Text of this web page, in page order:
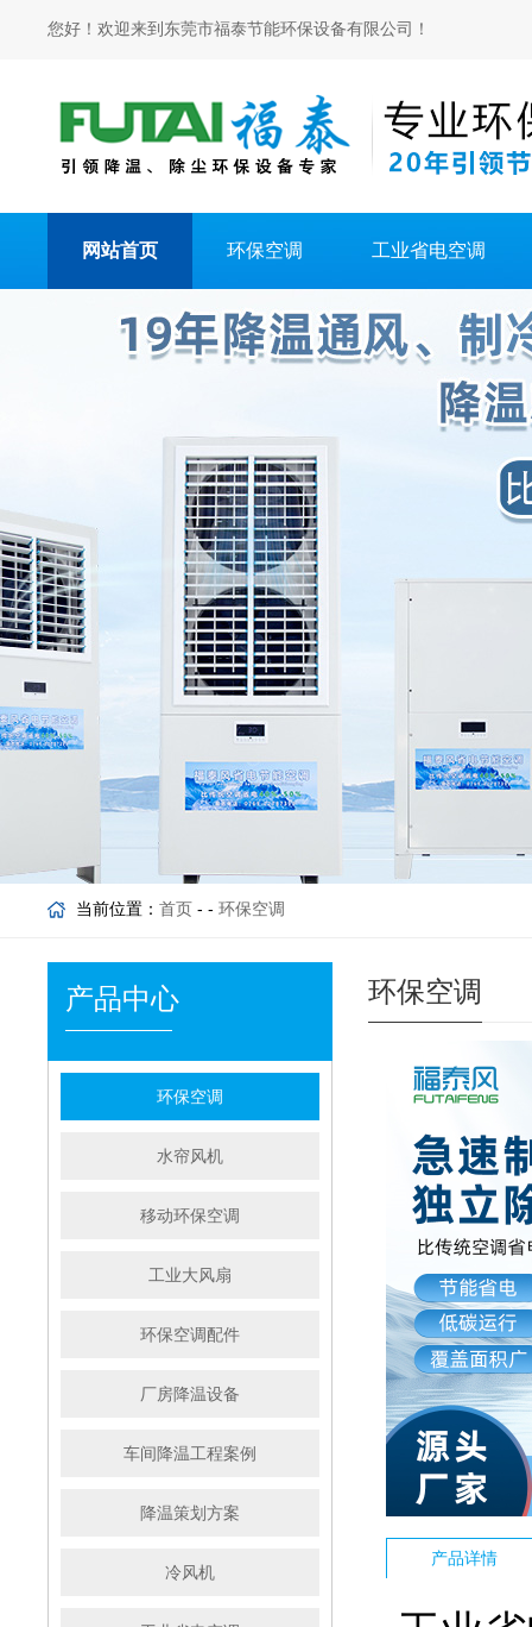
您好！欢迎来到东莞市福泰节能环保设备有限公司！
网站首页 环保空调 工业省电空调
当前位置： 首页 - - 环保空调
产品中心
环保空调
水帘风机
移动环保空调
工业大风扇
环保空调配件
厂房降温设备
车间降温工程案例
降温策划方案
冷风机
环保空调
产品详情